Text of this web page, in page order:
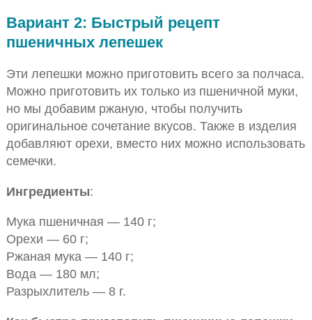
Вариант 2: Быстрый рецепт
пшеничных лепешек
Эти лепешки можно приготовить всего за полчаса.
Можно приготовить их только из пшеничной муки,
но мы добавим ржаную, чтобы получить
оригинальное сочетание вкусов. Также в изделия
добавляют орехи, вместо них можно использовать
семечки.
Ингредиенты:
Мука пшеничная — 140 г;
Орехи — 60 г;
Ржаная мука — 140 г;
Вода — 180 мл;
Разрыхлитель — 8 г.